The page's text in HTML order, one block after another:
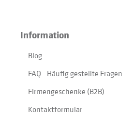
Information
Blog
FAQ - Häufig gestellte Fragen
Firmengeschenke (B2B)
Kontaktformular